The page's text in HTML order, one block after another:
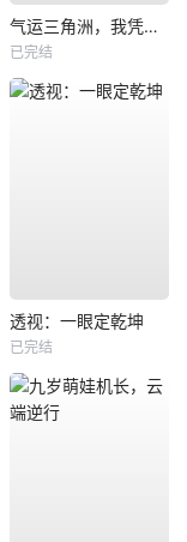
气运三角洲，我凭操作吊打全球
已完结
透视：一眼定乾坤
已完结